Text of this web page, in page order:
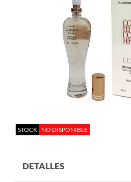
STOCK NO DISPONIBLE
DETALLES